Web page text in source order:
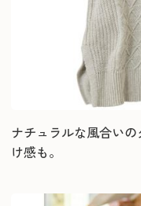
ナチュラルな風合い
け感も。